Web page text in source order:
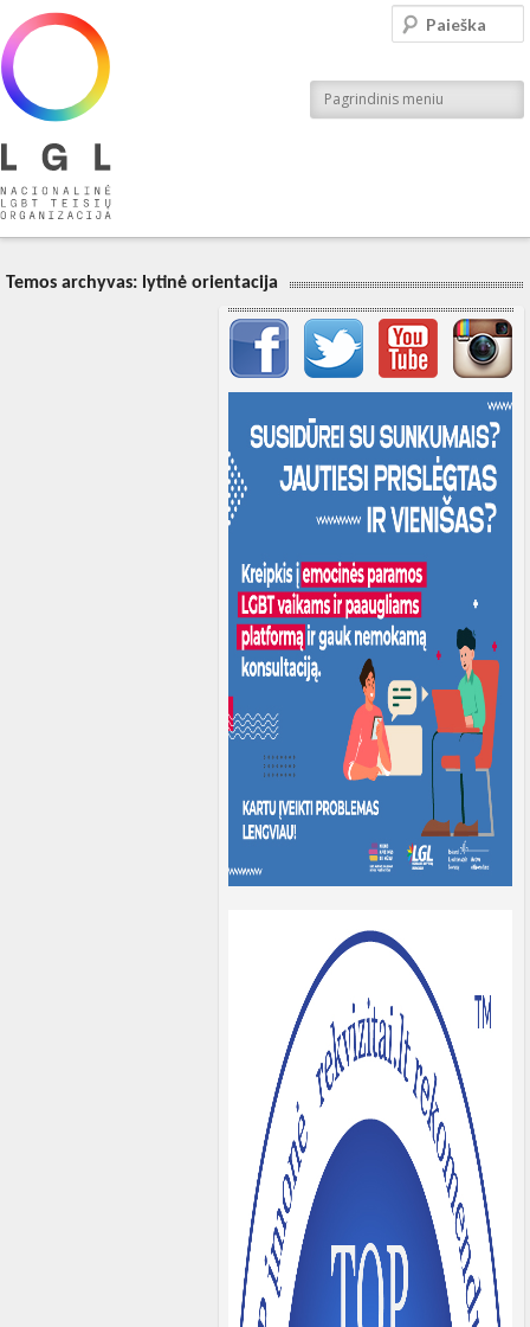
Nacionalinė LGBT teisių organizacija
Pagrindinis meniu
Paieška
Temos archyvas: lytinė orientacija
Svarbių įrašų meniu